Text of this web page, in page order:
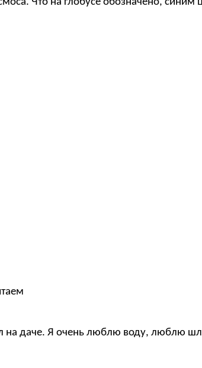
Что на глобусе обозначено, синим
на даче. Я очень люблю воду, люблю